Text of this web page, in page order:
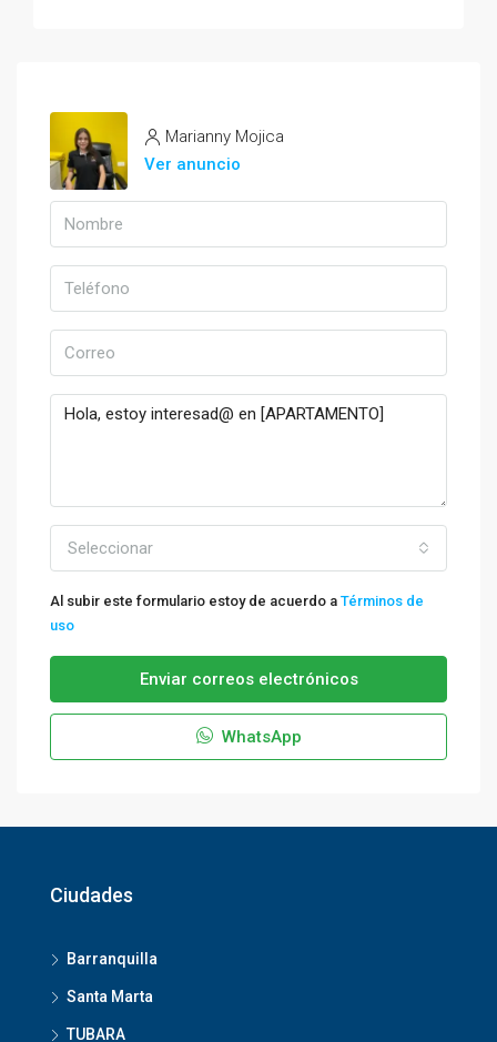
Marianny Mojica
Ver anuncio
Seleccionar
Al subir este formulario estoy de acuerdo a Términos de
uso
Enviar correos electrónicos
WhatsApp
Ciudades
Barranquilla
Santa Marta
TUBARA